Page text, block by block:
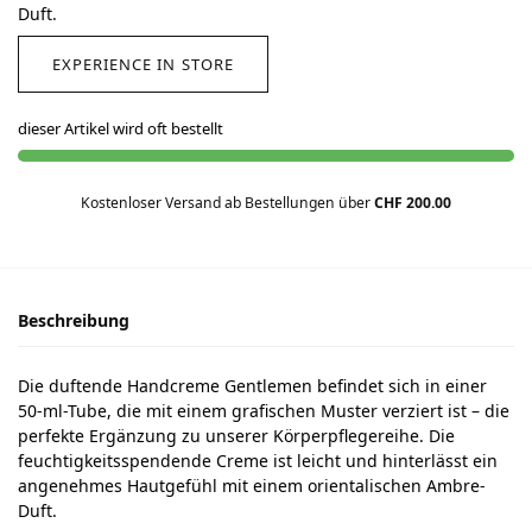
Duft.
EXPERIENCE IN STORE
dieser Artikel wird oft bestellt
Kostenloser Versand ab Bestellungen überCHF 200.00
Beschreibung
Die duftende Handcreme Gentlemen befindet sich in einer
50-ml-Tube, die mit einem grafischen Muster verziert ist – die
perfekte Ergänzung zu unserer Körperpflegereihe. Die
feuchtigkeitsspendende Creme ist leicht und hinterlässt ein
angenehmes Hautgefühl mit einem orientalischen Ambre-
Duft.